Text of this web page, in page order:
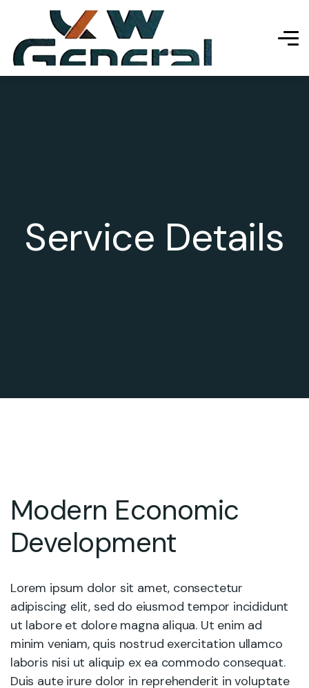
Service Details
Modern Economic
Development
Lorem ipsum dolor sit amet, consectetur
adipiscing elit, sed do eiusmod tempor incididunt
ut labore et dolore magna aliqua. Ut enim ad
minim veniam, quis nostrud exercitation ullamco
laboris nisi ut aliquip ex ea commodo consequat.
Duis aute irure dolor in reprehenderit in voluptate